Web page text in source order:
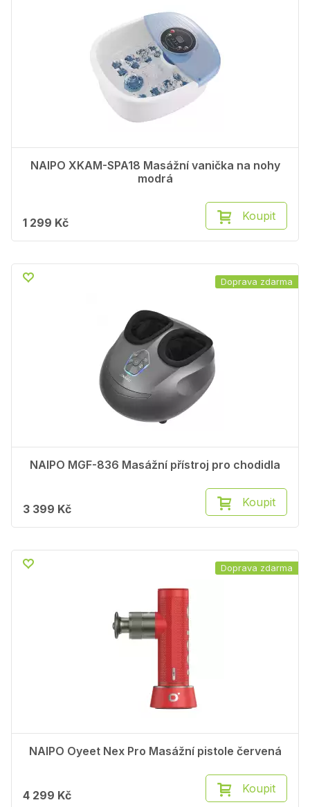
NAIPO XKAM-SPA18 Masážní vanička na nohy
modrá
1 299 Kč Koupit
NAIPO MGF-836 Masážní přístroj pro chodidla
3 399 Kč Koupit
Doprava zdarma
NAIPO Oyeet Nex Pro Masážní pistole červená
4 299 Kč Koupit
Doprava zdarma